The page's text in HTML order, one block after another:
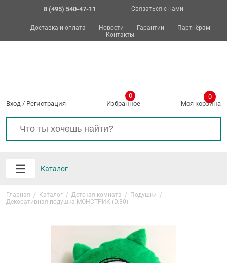
8 (495) 540-47-11 Связаться с нами
Доставка и оплата Новости Гарантии
Партнёрам
Контакты
Вход / Регистрация Избранное
0
Моя корзина
0
Каталог
Главная / Каталог / Детская комната / Подушки /
Декоративная подушка МОНСТРИК (D.30)